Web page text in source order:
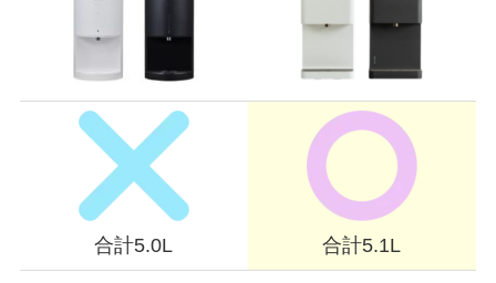
合計5.0L 合計5.1L